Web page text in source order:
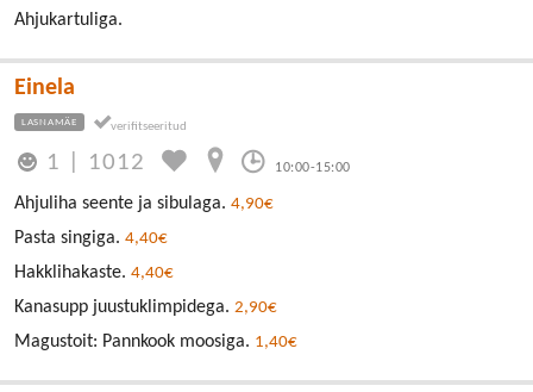
Ahjukartuliga.
Einela
LASNAMÄE
1 1012 10:00-15:00
Ahjuliha seente ja sibulaga. 4,90€
Pasta singiga. 4,40€
Hakklihakaste. 4,40€
Kanasupp juustuklimpidega. 2,90€
Magustoit: Pannkook moosiga. 1,40€